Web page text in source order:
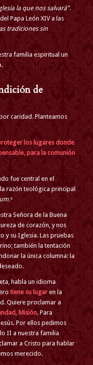
la que nos salvará”.
Papa León XIV a las
tradiciones sin
familia espiritual un
de
caridad. Planteamos
los lugares donde
para la comunión
fue central en el
razón teológica principal
.⁶
Señora de la Buena
de corazón, y nos
y su Iglesia. Las pruebas
también la tentación
la única columna: la
habla un idioma
tiene su lugaren la
Quiere proclamar a
Misión. Para
Por ellos pedimos
II a nuestra familia
a Cristo para hablar
merecido.